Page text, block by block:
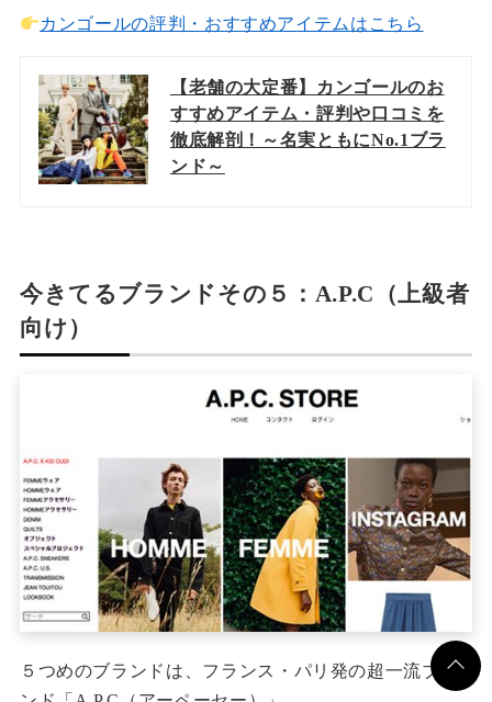
カンゴールの評判・おすすめアイテムはこちら
【老舗の大定番】カンゴールのお
すすめアイテム・評判や口コミを
徹底解剖！～名実ともにNo.1ブラ
ンド～
今きてるブランドその５：A.P.C（上級者
向け）
５つめのブランドは、フランス・パリ発の超一流ブラ